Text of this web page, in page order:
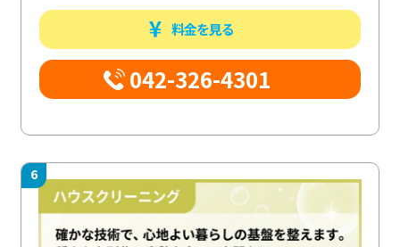
料金を見る
042-326-4301
6